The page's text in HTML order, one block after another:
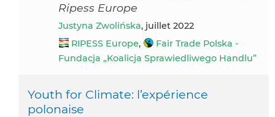
Ripess Europe
Justyna Zwolińska, juillet 2022
RIPESS Europe,
Fair Trade Polska -
Fundacja „Koalicja Sprawiedliwego Handlu”
Youth for Climate: l’expérience
polonaise